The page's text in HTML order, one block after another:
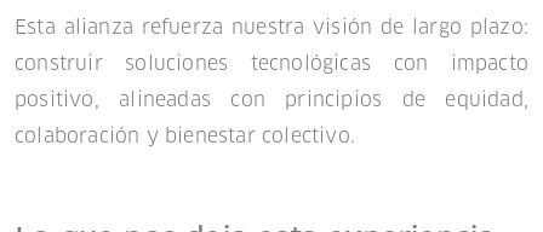
Esta alianza refuerza nuestra visión de largo plazo:
construir soluciones tecnológicas con impacto
positivo, alineadas con principios de equidad,
colaboración y bienestar colectivo.